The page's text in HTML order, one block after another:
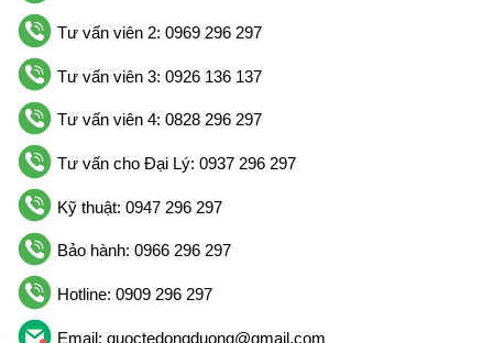
Tư vấn viên 2: 0969 296 297
Tư vấn viên 3: 0926 136 137
Tư vấn viên 4: 0828 296 297
Tư vấn cho Đại Lý: 0937 296 297
Kỹ thuật: 0947 296 297
Bảo hành: 0966 296 297
Hotline: 0909 296 297
Email: quoctedongduong@gmail.com